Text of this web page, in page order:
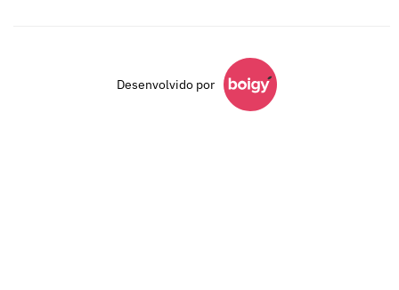
Desenvolvido por